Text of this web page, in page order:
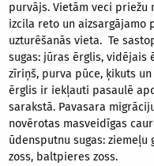
purvājs. Vietām veci priežu
izcila reto un aizsargājamo
uzturēšanās vieta. Te
sugas: jūras ērglis, vidējais
zīriņš, purva pūce, ķikuts
ērglis ir iekļauti pasaulē
sarakstā. Pavasara
novērotas masveidīgas
ūdensputnu sugas: ziemeļu
zoss, baltpieres zoss.